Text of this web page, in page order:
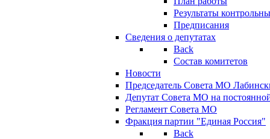
Результаты
Предписания
Сведения о депутатах
Back
Состав комитетов
Новости
Председатель Совета МО
Депутат Совета МО на
Регламент Совета МО
Фракция партии "Единая Россия"
Back